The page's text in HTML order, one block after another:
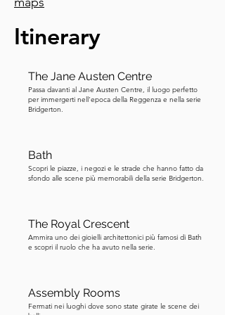
alcune informazioni cruciali a Madame
Berbrooke, il pretendente scandaloso.
parola sul suo figlio illegittimo si
diffondesse abbastanza da salvare
Daphne dal sposarlo. Abiti e segreti—
che sono stati progettati più di
settemila e cinquecento pezzi di
Bridgerton, interpretata da Phoebe
Dynevor, ha avuto la strabiliante cifra di
moda in Bridgerton è
un'interpretazione di ciò che la gente
Itinerary
The Jane Austen Centre
Passa davanti al Jane Austen Centre, il luogo perfetto
per immergerti nell'epoca della Reggenza e nella serie
Bridgerton.
Bath
Scopri le piazze, i negozi e le strade che hanno fatto da
sfondo alle scene più memorabili della serie Bridgerton.
The Royal Crescent
Ammira uno dei gioielli architettonici più famosi di Bath
e scopri il ruolo che ha avuto nella serie.
Assembly Rooms
Fermati nei luoghi dove sono state girate le scene dei